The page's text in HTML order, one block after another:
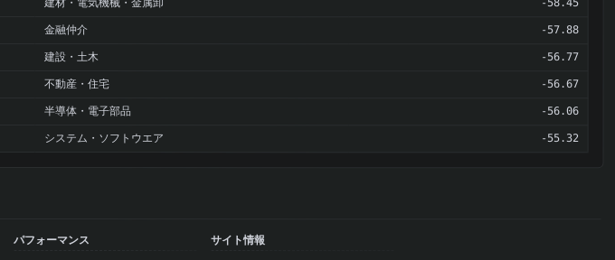
-58.45
金融仲介 -57.88
建設・土木 -56.77
不動産・住宅 -56.67
半導体・電子部品 -56.06
システム・ソフトウエア -55.32
パフォーマンス サイト情報